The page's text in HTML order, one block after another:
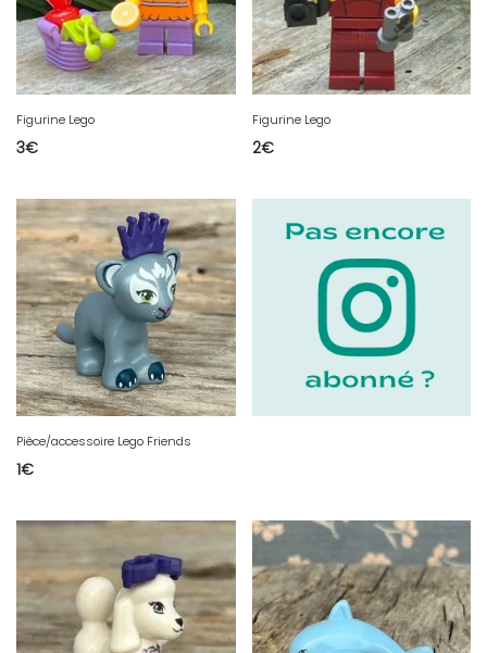
Figurine Lego
3€
Figurine Lego
2€
Pièce/accessoire Lego Friends
1€